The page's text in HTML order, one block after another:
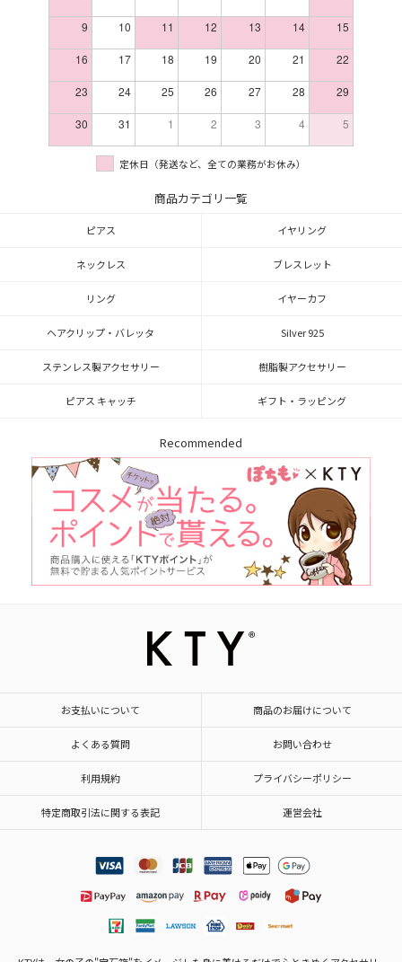
9 10 11 12 13 14 15
16 17 18 19 20 21 22
23 24 25 26 27 28 29
30 31 1 2 3 4 5
定休日（発送など、全ての業務がお休み）
商品カテゴリ一覧
ピアス イヤリング
ネックレス ブレスレット
リング イヤーカフ
ヘアクリップ・バレッタ Silver 925
ステンレス製アクセサリー 樹脂製アクセサリー
ピアス キャッチ ギフト・ラッピング
Recommended
お支払いについて 商品のお届けについて
よくある質問 お問い合わせ
利用規約 プライバシーポリシー
特定商取引法に関する表記 運営会社